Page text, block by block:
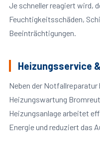
Je schneller reagiert wird,
Feuchtigkeitsschäden,
Beeinträchtigungen.
Heizungsservice
Neben der
Heizungswartung
Heizungsanlage arbeitet
Energie und reduziert das